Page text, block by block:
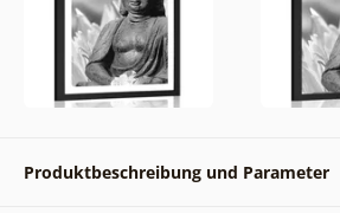
Produktbeschreibung und Parameter